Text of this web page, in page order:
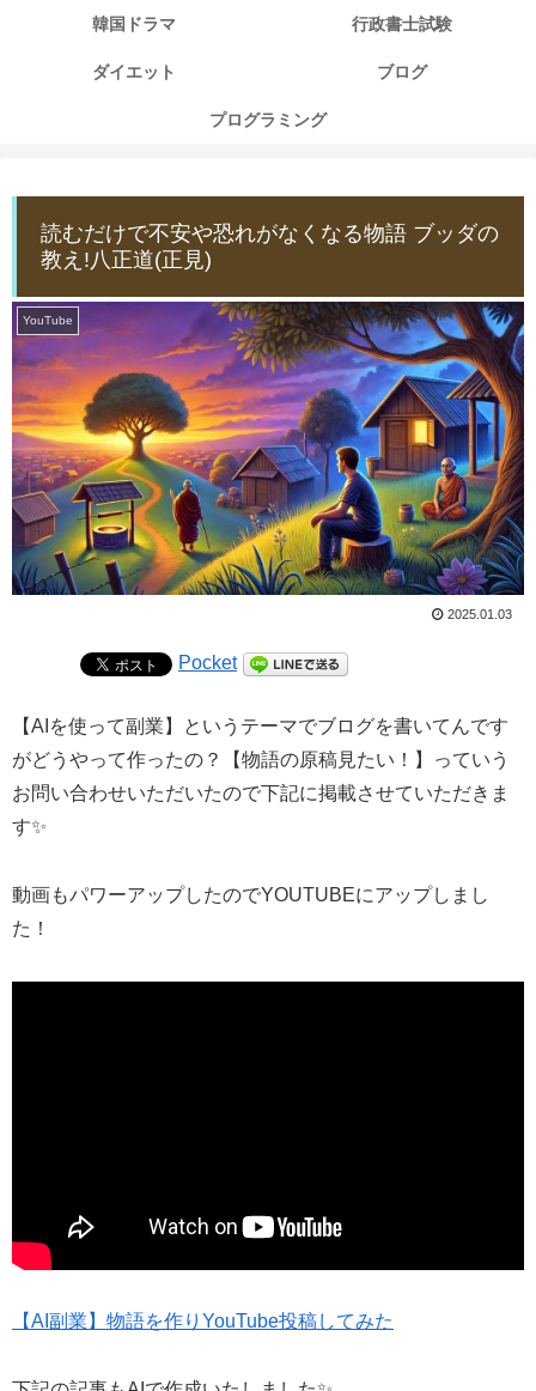
韓国ドラマ 行政書士試験
ダイエット ブログ
プログラミング
読むだけで不安や恐れがなくなる物語 ブッダの
教え!八正道(正見)
YouTube
2025.01.03
Pocket
【AIを使って副業】というテーマでブログを書いてんです
がどうやって作ったの？【物語の原稿見たい！】っていう
お問い合わせいただいたので下記に掲載させていただきま
す✨
動画もパワーアップしたのでYOUTUBEにアップしまし
た！
【AI副業】物語を作りYouTube投稿してみた